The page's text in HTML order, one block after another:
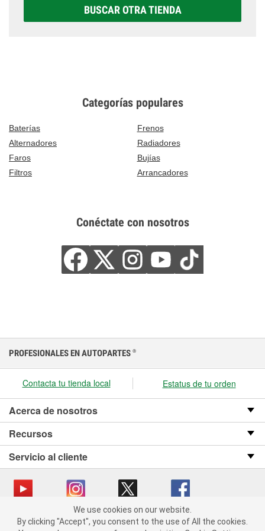
BUSCAR OTRA TIENDA
Categorías populares
Baterías
Frenos
Alternadores
Radiadores
Faros
Bujías
Filtros
Arrancadores
Conéctate con nosotros
We use cookies on our website. By clicking "Accept", you consent
to the use of All the cookies.
PROFESIONALES EN AUTOPARTES ®
Contacta tu tienda local Estatus de tu orden
Acerca de nosotros
Recursos
Servicio al cliente
Copyright © 2008-2026 O’Reilly Auto Parts v OST_3.2.0.0.729 (3) cv1361
We use cookies on our website.
By clicking "Accept", you consent to the use of All the cookies.